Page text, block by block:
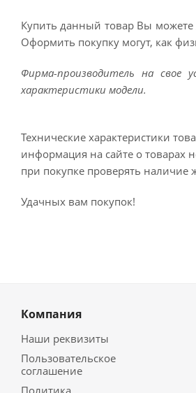
Купить данный товар Вы
Оформить покупку могут, как
Фирма-производитель на свое
характеристики модели.
Технические характеристики
информация на сайте о товарах
при покупке проверять наличие
Удачных вам покупок!
Компания
Наши реквизиты
Пользовательское
соглашение